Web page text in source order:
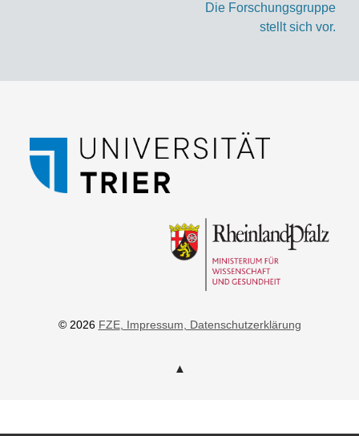
Die Forschungsgruppe
stellt sich vor.
© 2026 FZE, Impressum , Datenschutzerklärung